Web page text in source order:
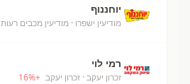
יוחננוף
מודיעין ישפרו · מודיעין מכבים רעות
רמי לוי
זכרון יעקב · זכרון יעקב +
16%